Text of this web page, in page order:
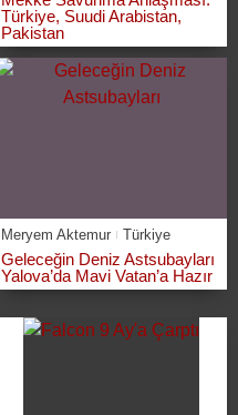
Türkiye, Suudi Arabistan,
Pakistan
Meryem Aktemur Türkiye
Geleceğin Deniz Astsubayları
Yalova’da Mavi Vatan’a Hazır